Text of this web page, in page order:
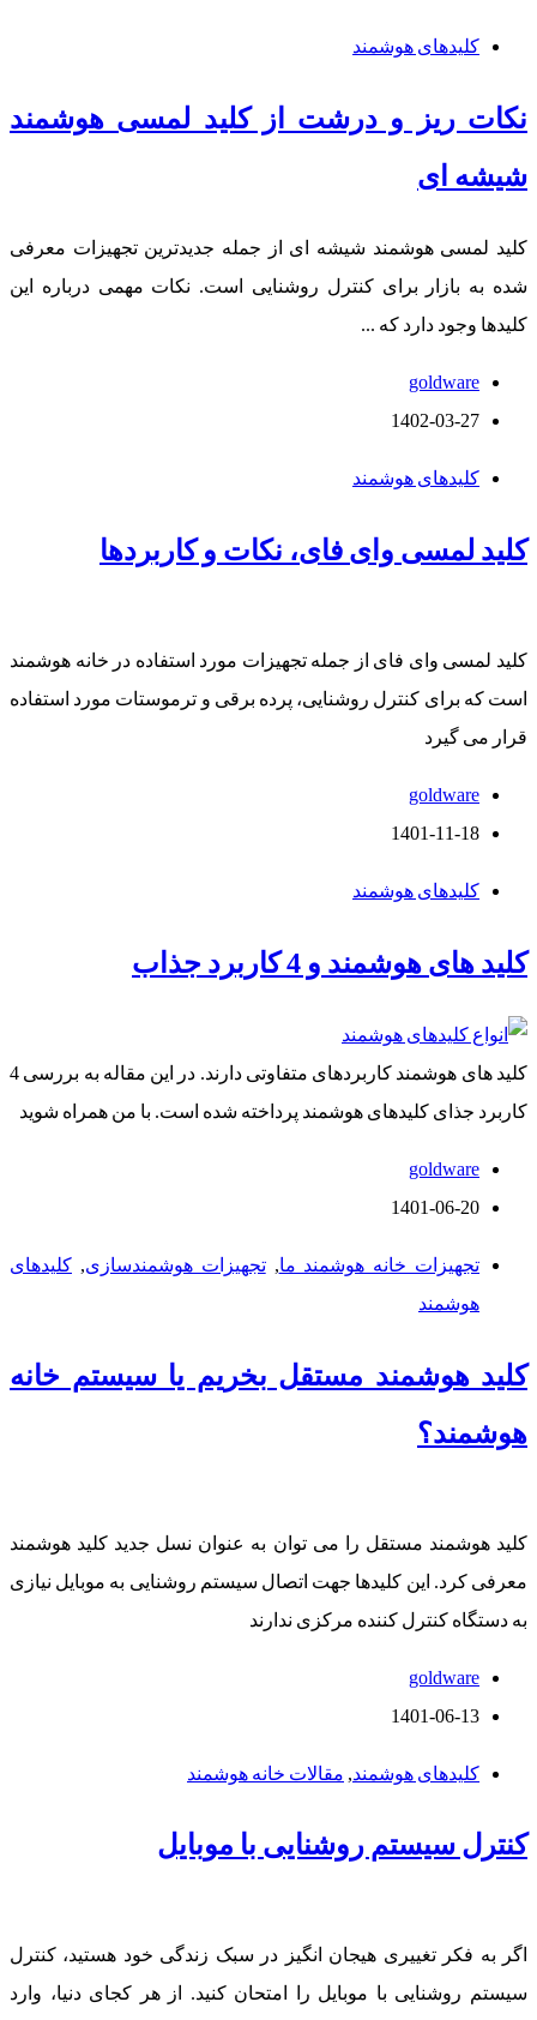
کلیدهای هوشمند
نکات ریز و درشت از کلید لمسی هوشمند
شیشه ای
کلید لمسی هوشمند شیشه ای از جمله جدیدترین تجهیزات معرفی
شده به بازار برای کنترل روشنایی است. نکات مهمی درباره این
کلیدها وجود دارد که ...
goldware
1402-03-27
کلیدهای هوشمند
کلید لمسی وای فای، نکات و کاربردها
کلید لمسی وای فای از جمله تجهیزات مورد استفاده در خانه هوشمند
است که برای کنترل روشنایی، پرده برقی و ترموستات مورد استفاده
قرار می گیرد
goldware
1401-11-18
کلیدهای هوشمند
کلید های هوشمند و 4 کاربرد جذاب
کلید های هوشمند کاربردهای متفاوتی دارند. در این مقاله به بررسی 4
کاربرد جذای کلیدهای هوشمند پرداخته شده است. با من همراه شوید
goldware
1401-06-20
تجهیزات خانه هوشمند ما,تجهیزات هوشمندسازی, کلیدهای
هوشمند
کلید هوشمند مستقل بخریم یا سیستم خانه
هوشمند؟
کلید هوشمند مستقل را می توان به عنوان نسل جدید کلید هوشمند
معرفی کرد. این کلیدها جهت اتصال سیستم روشنایی به موبایل نیازی
به دستگاه کنترل کننده مرکزی ندارند
goldware
1401-06-13
کلیدهای هوشمند, مقالات خانه هوشمند
کنترل سیستم روشنایی با موبایل
اگر به فکر تغییری هیجان انگیز در سبک زندگی خود هستید، کنترل
سیستم روشنایی با موبایل را امتحان کنید. از هر کجای دنیا، وارد